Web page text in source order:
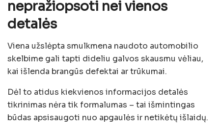
nepražiopsoti nei vienos
detalės
Viena užslėpta smulkmena naudoto automobilio
skelbime gali tapti dideliu galvos skausmu vėliau,
kai išlenda brangūs defektai ar trūkumai.
Dėl to atidus kiekvienos informacijos detalės
tikrinimas nėra tik formalumas – tai išmintingas
būdas apsisaugoti nuo apgaulės ir netikėtų išlaidų.